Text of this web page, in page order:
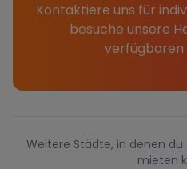
Kontaktiere uns für
besuche unsere
verfügbaren
Weitere Städte, in denen
mieten